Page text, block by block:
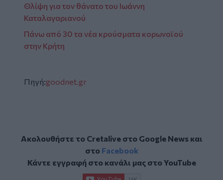
Θλίψη για τον θάνατο του Ιωάννη
Καταλαγαριανού
Πάνω από 30 τα νέα κρούσματα κορωνοϊού
στην Κρήτη
Πηγή:goodnet.gr
Ακολουθήστε το Cretalive στο Google Newsκαι
στο Facebook
Κάντε εγγραφή στο κανάλι μας στοYouTube